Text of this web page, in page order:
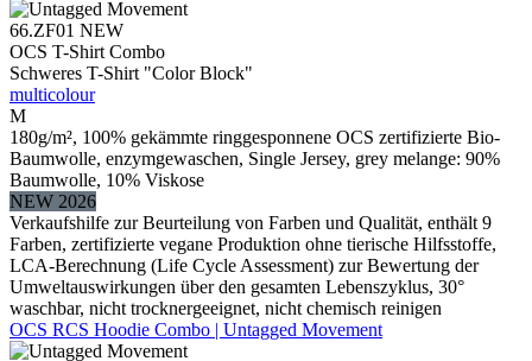
66.ZF01 NEW
OCS T-Shirt Combo
Schweres T-Shirt "Color Block"
multicolour
M
180g/m², 100% gekämmte ringgesponnene OCS zertifizierte Bio-
Baumwolle, enzymgewaschen, Single Jersey, grey melange: 90%
Baumwolle, 10% Viskose
NEW 2026
Verkaufshilfe zur Beurteilung von Farben und Qualität, enthält 9
Farben, zertifizierte vegane Produktion ohne tierische Hilfsstoffe,
LCA-Berechnung (Life Cycle Assessment) zur Bewertung der
Umweltauswirkungen über den gesamten Lebenszyklus, 30°
waschbar, nicht trocknergeeignet, nicht chemisch reinigen
OCS RCS Hoodie Combo | Untagged Movement